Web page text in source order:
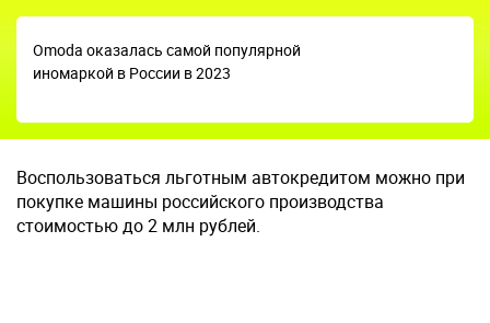
Omoda оказалась самой популярной
иномаркой в России в 2023
Воспользоваться льготным автокредитом можно при
покупке машины российского производства
стоимостью до 2 млн рублей.